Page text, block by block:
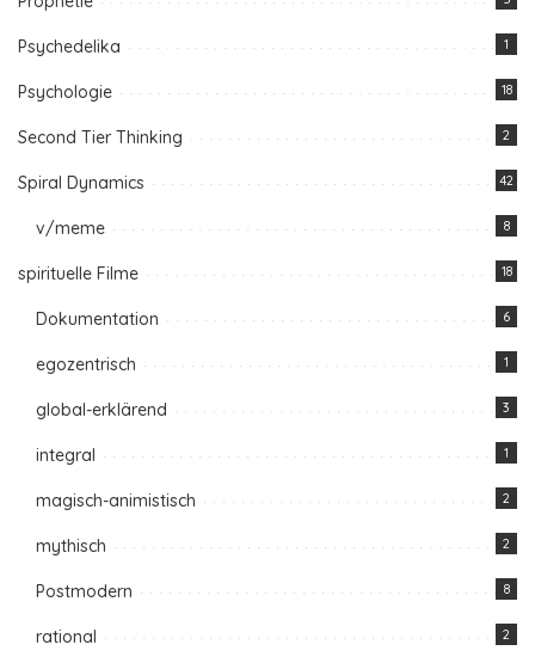
Psychedelika 1
Psychologie 18
Second Tier Thinking 2
Spiral Dynamics 42
v/meme 8
spirituelle Filme 18
Dokumentation 6
egozentrisch 1
global-erklärend 3
integral 1
magisch-animistisch 2
mythisch 2
Postmodern 8
rational 2